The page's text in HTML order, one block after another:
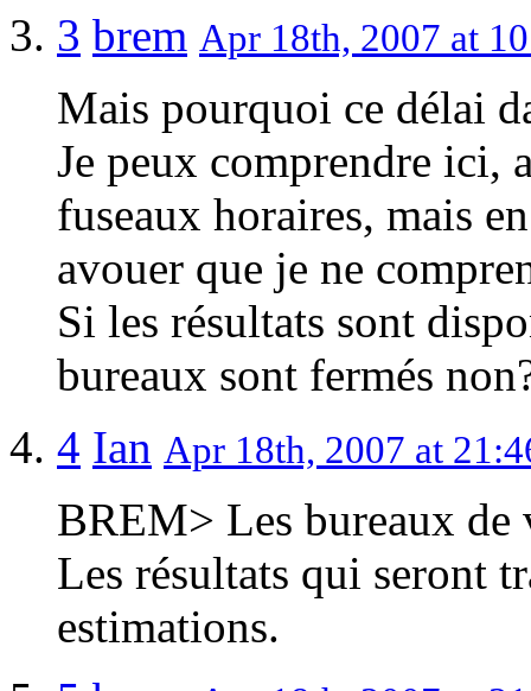
3 brem Apr 18th, 2007 at
Mais pourquoi ce délai
Je peux comprendre ici,
fuseaux horaires, mais
avouer que je ne
Si les résultats sont
bureaux sont fermés
4 Ian Apr 18th, 2007 at
BREM> Les bureaux de
Les résultats qui seront
estimations.